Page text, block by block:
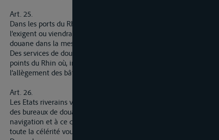
Art. 25.
Dans les ports du Rhin où les besoins normaux du trafic
l’exigent ou viendraient à l’exiger, il doit exister des bureaux de
douane dans la mesure où ces besoins le requièrent.
Des services de douane doivent être de même établis sur les
points du Rhin où, indépendamment des ports c-i)dessus visés,
l’allègement des bâtiments est généralement pratiqué.
Art. 26.
Les Etats riverains veilleront à ce que les heures d’ouverture
des bureaux de douane répondent aux besoins normaux de la
navigation et à ce que les opérations soient effectués avec
toute la célérité voulue.